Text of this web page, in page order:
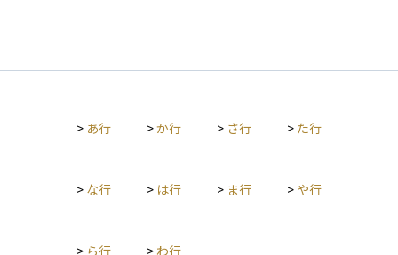
> あ行 >か行 > さ行 > た行
> な行 > は行 > ま行 > や行
> ら行 > わ行